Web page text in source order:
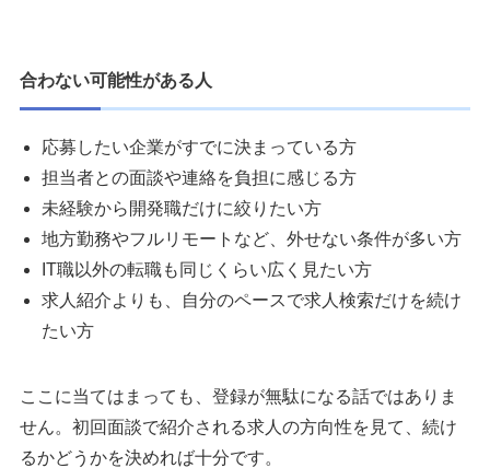
合わない可能性がある人
応募したい企業がすでに決まっている方
担当者との面談や連絡を負担に感じる方
未経験から開発職だけに絞りたい方
地方勤務やフルリモートなど、外せない条件が多い方
IT職以外の転職も同じくらい広く見たい方
求人紹介よりも、自分のペースで求人検索だけを続け
たい方
ここに当てはまっても、登録が無駄になる話ではありま
せん。初回面談で紹介される求人の方向性を見て、続け
るかどうかを決めれば十分です。